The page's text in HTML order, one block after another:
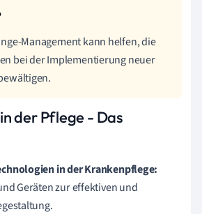
Management kann helfen, die
bei der Implementierung neuer
der Pflege - Das
in der Krankenpflege:
Geräten zur effektiven und